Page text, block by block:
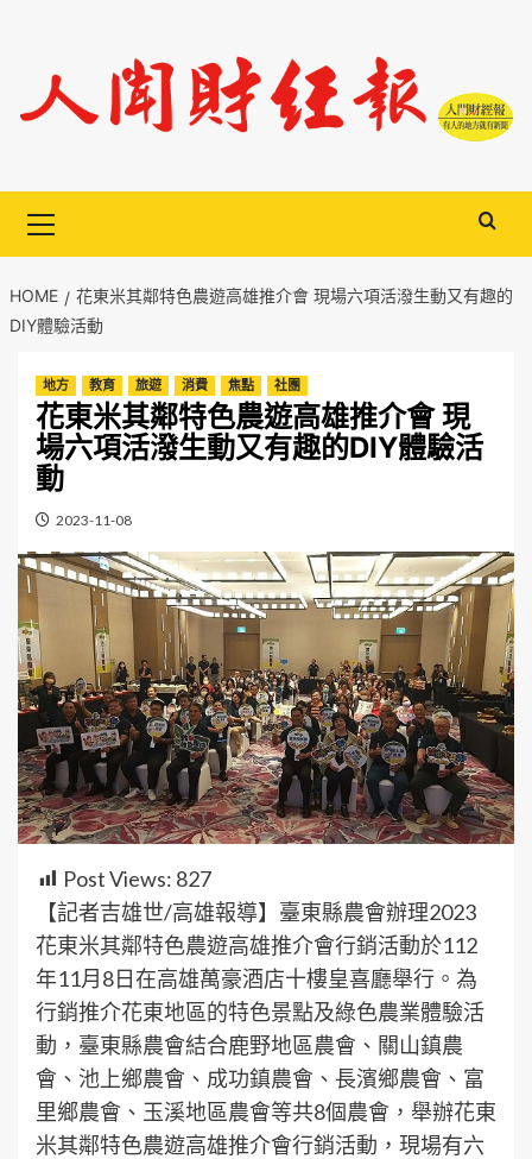
content
Menu
HOME
花東米其鄰特色農遊高雄推介會 現場六項活潑生動又有趣的
DIY體驗活動
地方 教育 旅遊 消費 焦點 社團
花東米其鄰特色農遊高雄推介會 現
場六項活潑生動又有趣的DIY體驗活
動
2023-11-08
Post Views: 827
【記者吉雄世/高雄報導】臺東縣農會辦理2023
花東米其鄰特色農遊高雄推介會行銷活動於112
年11月8日在高雄萬豪酒店十樓皇喜廳舉行。為
行銷推介花東地區的特色景點及綠色農業體驗活
動，臺東縣農會結合鹿野地區農會、關山鎮農
會、池上鄉農會、成功鎮農會、長濱鄉農會、富
里鄉農會、玉溪地區農會等共8個農會，舉辦花東
米其鄰特色農遊高雄推介會行銷活動，現場有六